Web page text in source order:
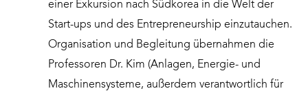
einer Exkursion nach Südkorea in die Welt der
Start-ups und des Entrepreneurship einzutauchen.
Organisation und Begleitung übernahmen die
Professoren Dr. Kim (Anlagen, Energie- und
Maschinensysteme, außerdem verantwortlich für